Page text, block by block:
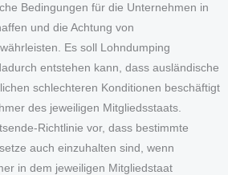
Bedingungen für die Unternehmen in
und die Achtung von
Es soll Lohndumping
entstehen kann, dass ausländische
schlechteren Konditionen beschäftigt
des jeweiligen Mitgliedsstaats.
Richtlinie vor, dass bestimmte
auch einzuhalten sind, wenn
in dem jeweiligen Mitgliedstaat